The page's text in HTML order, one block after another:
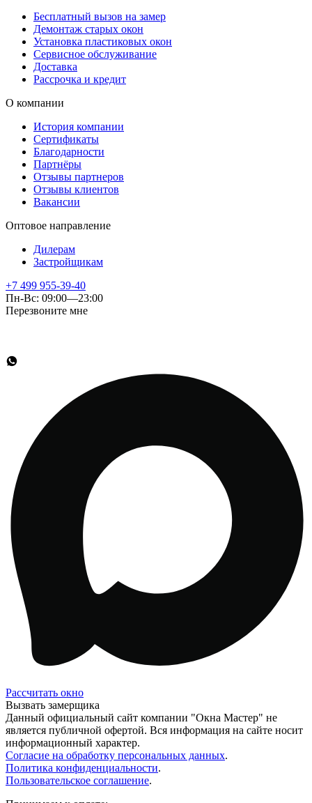
Бесплатный вызов на замер
Демонтаж старых окон
Установка пластиковых окон
Сервисное обслуживание
Доставка
Рассрочка и кредит
О компании
История компании
Сертификаты
Благодарности
Партнёры
Отзывы партнеров
Отзывы клиентов
Вакансии
Оптовое направление
Дилерам
Застройщикам
+7 499 955-39-40
Пн-Вс: 09:00—23:00
Перезвоните мне
Рассчитать окно
Вызвать замерщика
Данный официальный сайт компании "Окна Мастер" не
является публичной офертой. Вся информация на сайте носит
информационный характер.
Согласие на обработку персональных данных.
Политика конфиденциальности.
Пользовательское соглашение.